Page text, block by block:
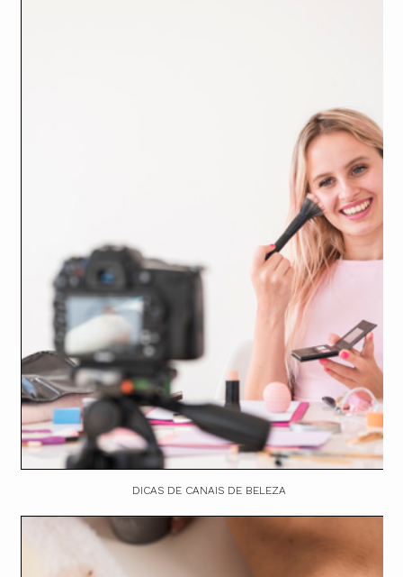
DICAS DE CANAIS DE BELEZA